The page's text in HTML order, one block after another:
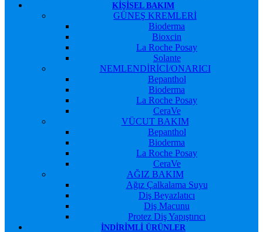
KIŞISEL BAKIM
GÜNEŞ KREMLERİ
Bioderma
Bioxcin
La Roche Posay
Solante
NEMLENDİRİCİ/ONARICI
Bepanthol
Bioderma
La Roche Posay
CeraVe
VÜCUT BAKIM
Bepanthol
Bioderma
La Roche Posay
CeraVe
AĞIZ BAKIM
Ağız Çalkalama Suyu
Diş Beyazlatıcı
Diş Macunu
Protez Diş Yapıştırıcı
İNDIRIMLI ÜRÜNLER